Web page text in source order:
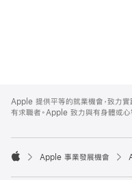
Footer
Apple 提供平等的就業機會，致力
有求職者。Apple 致力與有身體或心

Apple 事業發展機會